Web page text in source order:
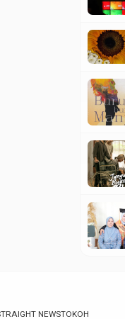
NEWSTOKOH